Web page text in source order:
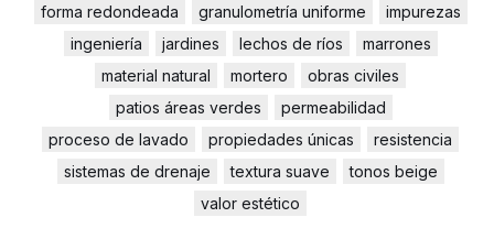
forma redondeada
granulometría uniforme
impurezas
ingeniería
jardines lechos de ríos
marrones
material natural
mortero
obras civiles
patios áreas verdes
permeabilidad
proceso de lavado
propiedades únicas
resistencia
sistemas de drenaje
textura suave
tonos beige
valor estético